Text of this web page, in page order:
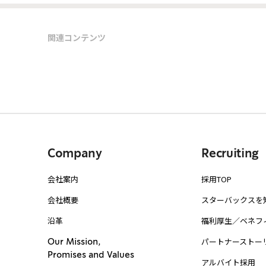
関連コンテンツ
Company
会社案内
会社概要
沿革
Our Mission,
Promises and Values
Recruiting
採用TOP
スターバックスを
福利厚生／ベネフ
パートナーストー
アルバイト採用